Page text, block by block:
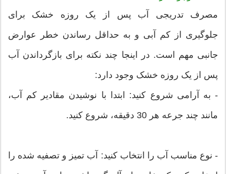
مصرف تدریجی آب پس از یک روزه خشک برای
جلوگیری از کم آبی و به حداقل رساندن خطر عوارض
جانبی مهم است. در اینجا چند نکته برای بازگرداندن آب
پس از یک روزه خشک وجود دارد:
- به آرامی شروع کنید: ابتدا با نوشیدن مقادیر کم آب،
مانند چند جرعه هر 30 دقیقه، شروع کنید.
- نوع مناسب آب را انتخاب کنید: آب تمیز و تصفیه شده را